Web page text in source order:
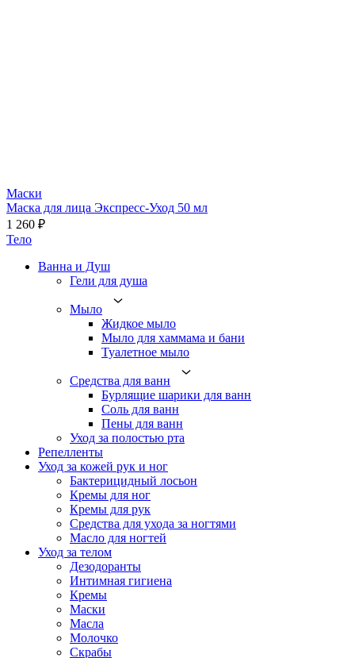
Маски
Маска для лица Экспресс-Уход 50 мл
1 260 ₽
Тело
Ванна и Душ
Гели для душа
Мыло
Жидкое мыло
Мыло для хаммама и бани
Туалетное мыло
Средства для ванн
Бурлящие шарики для ванн
Соль для ванн
Пены для ванн
Уход за полостью рта
Репелленты
Уход за кожей рук и ног
Бактерицидный лосьон
Кремы для ног
Кремы для рук
Средства для ухода за ногтями
Масло для ногтей
Уход за телом
Дезодоранты
Интимная гигиена
Кремы
Маски
Масла
Молочко
Скрабы